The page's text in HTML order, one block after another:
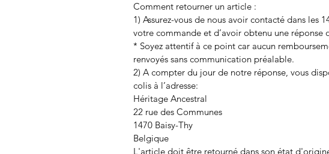
Comment retourner un article :
1) Assurez-vous de nous avoir contacté dans les
votre commande et d’avoir obtenu une réponse
* Soyez attentif à ce point car aucun
renvoyés sans communication préalable.
2) A compter du jour de notre réponse, vous
colis à l’adresse:
Héritage Ancestral
22 rue des Communes
1470 Baisy-Thy
Belgique
L'article doit être retourné dans son état